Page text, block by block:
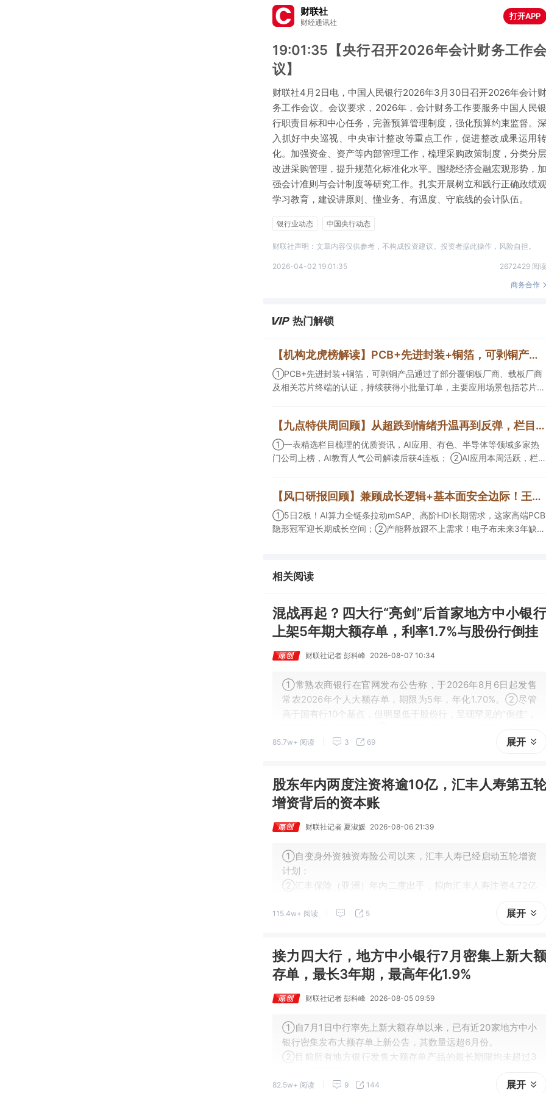
财联社
财经通讯社
打开APP
19:01:35【央行召开2026年会计财务工作会
议】
财联社4月2日电，中国人民银行2026年3月30日召开2026年会计财
务工作会议。会议要求，2026年，会计财务工作要服务中国人民银
行职责目标和中心任务，完善预算管理制度，强化预算约束监督。深
入抓好中央巡视、中央审计整改等重点工作，促进整改成果运用转
化。加强资金、资产等内部管理工作，梳理采购政策制度，分类分层
改进采购管理，提升规范化标准化水平。围绕经济金融宏观形势，加
强会计准则与会计制度等研究工作。扎实开展树立和践行正确政绩观
学习教育，建设讲原则、懂业务、有温度、守底线的会计队伍。
银行业动态 中国央行动态
财联社声明：文章内容仅供参考，不构成投资建议。投资者据此操作，风险自担。
2026-04-02 19:01:35
2672429 阅读
商务合作
热门解锁
【机构龙虎榜解读】PCB+先进封装+铜箔，可剥铜产品通过了部分覆铜板厂商、载板厂商及相关芯片终端的认证，持续获得小批量订单，主要应用场景包括芯片封装光模块用PCB，机构大额净买入这家公司
①PCB+先进封装+铜箔，可剥铜产品通过了部分覆铜板厂商、载板厂商
及相关芯片终端的认证，持续获得小批量订单，主要应用场景包括芯片封
具备承接细胞与基因治疗产品商业化受托生产的合规资质，这家公司获净
买入。
【九点特供周回顾】从超跌到情绪升温再到反弹，栏目梳理AI应用题材逻辑，AI教育人气公司解读后获4连板
①一表精选栏目梳理的优质资讯，AI应用、有色、半导体等领域多家热
门公司上榜，AI教育人气公司解读后获4连板； ②AI应用本周活跃，栏目
提及2家核心公司双双涨停。
【风口研报回顾】兼顾成长逻辑+基本面安全边际！王牌自营前瞻覆盖“pcb+MLCC+电子布”，梳理AI产业链优质标的“深坑起跳”
①5日2板！AI算力全链条拉动mSAP、高阶HDI长期需求，这家高端PCB
隐形冠军迎长期成长空间；②产能释放跟不上需求！电子布未来3年缺口
王牌自营前瞻捕捉“预期差”，3日大涨26%。
相关阅读
混战再起？四大行“亮剑”后首家地方中小银行
上架5年期大额存单，利率1.7%与股份行倒挂
财联社记者 彭科峰 2026-08-07 10:34
①常熟农商银行在官网发布公告称，于2026年8月6日起发售
常农2026年个人大额存单，期限为5年，年化1.70%。②尽管
高于国有行10个基点，但明显低于股份行，呈现罕见的“倒挂”，
多长期限负债，压力会更大。
85.7w+ 阅读 3 69 展开
股东年内两度注资将逾10亿，汇丰人寿第五轮
增资背后的资本账
财联社记者 夏淑媛 2026-08-06 21:39
①自变身外资独资寿险公司以来，汇丰人寿已经启动五轮增资
计划；
②汇丰保险（亚洲）年内二度出手，拟向汇丰人寿注资4.72亿
115.4w+ 阅读 5 展开
接力四大行，地方中小银行7月密集上新大额
存单，最长3年期，最高年化1.9%
财联社记者 彭科峰 2026-08-05 09:59
①自7月1日中行率先上新大额存单以来，已有近20家地方中小
银行密集发布大额存单上新公告，其数量远超6月份。
②目前所有地方银行发售大额存单产品的最长期限均未超过3
③地方银行近期持续发售大额存单，不排除是受近期四大行上
82.5w+ 阅读 9 144 展开